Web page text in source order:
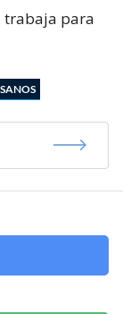
trabaja para